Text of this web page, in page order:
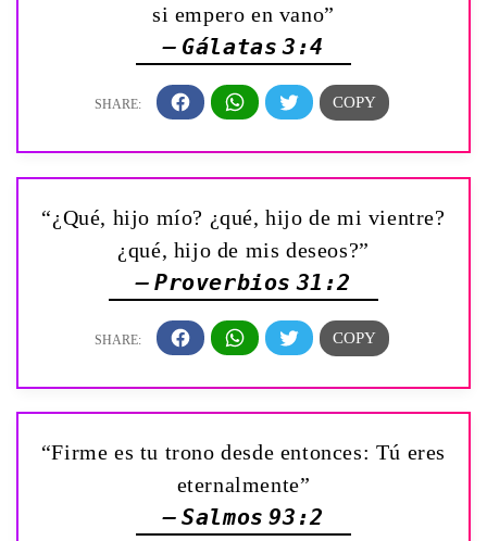
si empero en vano”
— Gálatas 3:4
“¿Qué, hijo mío? ¿qué, hijo de mi vientre?
¿qué, hijo de mis deseos?”
— Proverbios 31:2
“Firme es tu trono desde entonces: Tú eres
eternalmente”
— Salmos 93:2